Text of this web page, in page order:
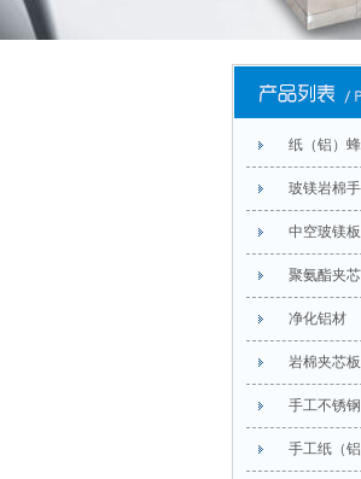
纸（铝）
玻镁岩棉
中空玻镁板
聚氨酯夹
净化铝材
岩棉夹芯板
手工不锈
手工纸（